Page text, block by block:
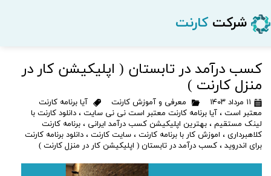
شرکت کارنت
کسب درآمد در تابستان ( اپلیکیشن کار در
منزل کارنت )
۱۱ مرداد ۱۴۰۳ معرفی و آموزش کارنت
آیا برنامه کارنت
معتبر است ، آیا برنامه کارنت معتبر است نی نی سایت ، دانلود کارنت با
لینک مستقیم ، بهترین اپلیکیشن کسب درآمد ایرانی ، برنامه کارنت
کلاهبرداری ، اموزش کار با برنامه کارنت ، سایت کارنت ، دانلود برنامه کارنت
برای اندروید ، کسب درآمد در تابستان ( اپلیکیشن کار در منزل کارنت )